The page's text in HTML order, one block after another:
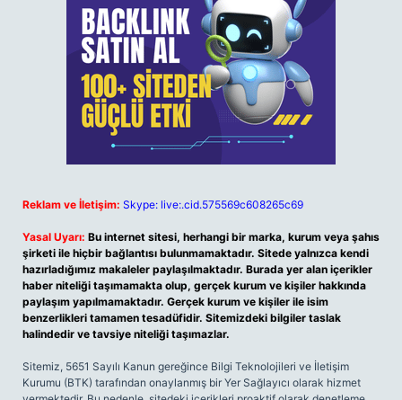
Reklam ve İletişim: Skype: live:.cid.575569c608265c69
Yasal Uyarı: Bu internet sitesi, herhangi bir marka, kurum veya şahıs
şirketi ile hiçbir bağlantısı bulunmamaktadır. Sitede yalnızca kendi
hazırladığımız makaleler paylaşılmaktadır. Burada yer alan içerikler
haber niteliği taşımamakta olup, gerçek kurum ve kişiler hakkında
paylaşım yapılmamaktadır. Gerçek kurum ve kişiler ile isim
benzerlikleri tamamen tesadüfidir. Sitemizdeki bilgiler taslak
halindedir ve tavsiye niteliği taşımazlar.
Sitemiz, 5651 Sayılı Kanun gereğince Bilgi Teknolojileri ve İletişim
Kurumu (BTK) tarafından onaylanmış bir Yer Sağlayıcı olarak hizmet